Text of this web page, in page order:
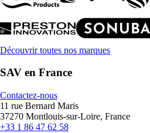
Découvrir toutes nos marques
SAV en France
Contactez-nous
11 rue Bernard Maris
37270 Montlouis-sur-Loire, France
+33 1 86 47 62 58